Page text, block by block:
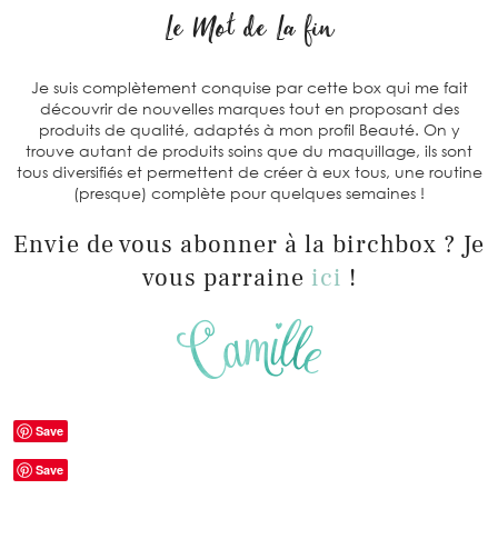
Le Mot de La fin
Je suis complètement conquise par cette box qui me fait
découvrir de nouvelles marques tout en proposant des
produits de qualité, adaptés à mon profil Beauté. On y
trouve autant de produits soins que du maquillage, ils sont
tous diversifiés et permettent de créer à eux tous, une routine
(presque) complète pour quelques semaines !
Envie de vous abonner à la birchbox ? Je
vous parraine ici !
Save
Save